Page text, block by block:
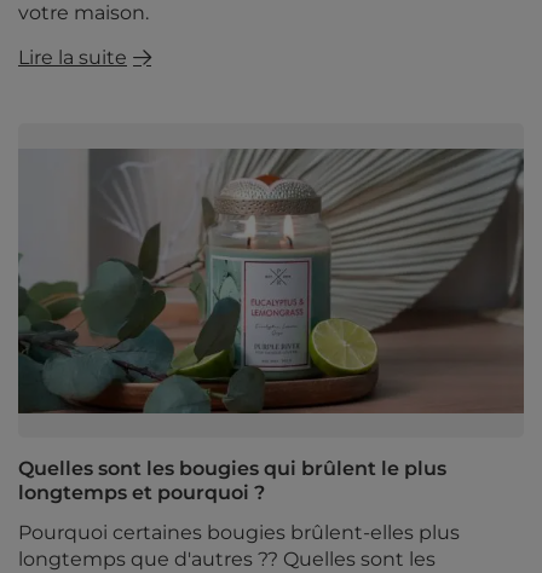
votre maison.
Lire la suite
Quelles sont les bougies qui brûlent le plus
longtemps et pourquoi ?
Pourquoi certaines bougies brûlent-elles plus
longtemps que d'autres ?? Quelles sont les